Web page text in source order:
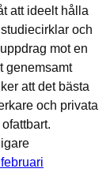
att ideelt hålla
och
mot en
genemsamt
att det bästa
och privata